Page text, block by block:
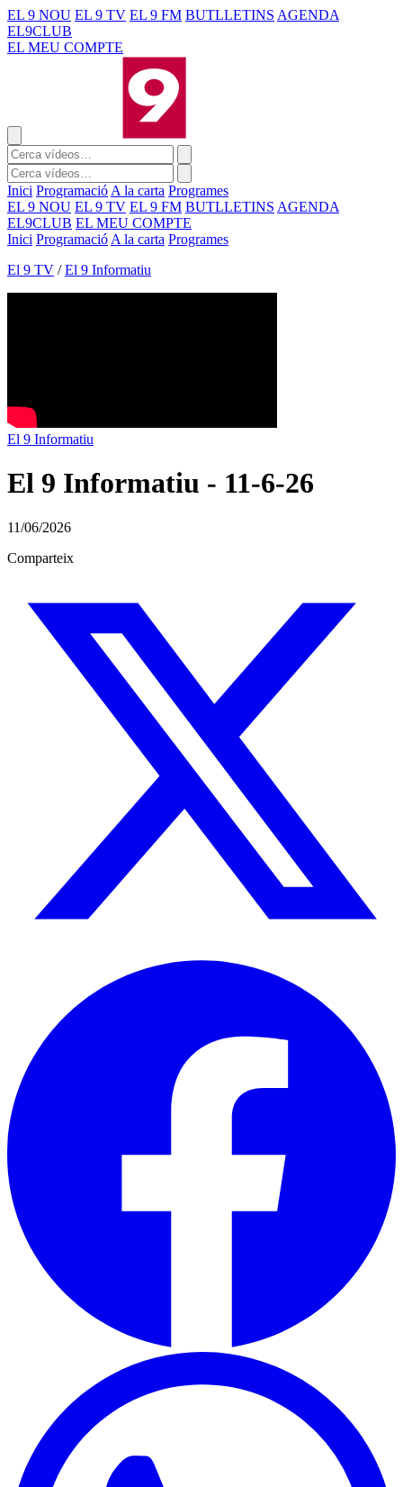
EL 9 NOU EL 9 TV EL 9 FM BUTLLETINS AGENDA
EL9CLUB
EL MEU COMPTE
Inici Programació A la carta Programes
EL 9 NOU EL 9 TV EL 9 FM BUTLLETINS AGENDA
EL9CLUB EL MEU COMPTE
Inici Programació A la carta Programes
El 9 TV / El 9 Informatiu
El 9 Informatiu
El 9 Informatiu - 11-6-26
11/06/2026
Comparteix